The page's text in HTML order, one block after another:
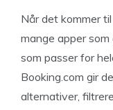
Når det kommer
mange apper
som passer for
Booking.com gir
alternativer,